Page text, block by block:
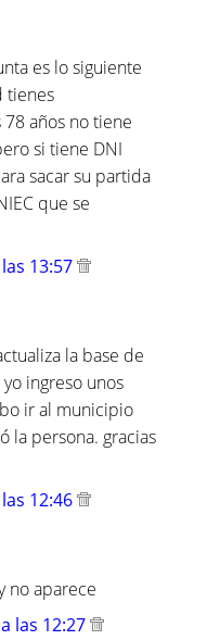
es lo siguiente
tienes
años no tiene
si tiene DNI
sacar su partida
que se
13:57
la base de
ingreso unos
ir al municipio
la persona. gracias
12:46
no aparece
las 12:27